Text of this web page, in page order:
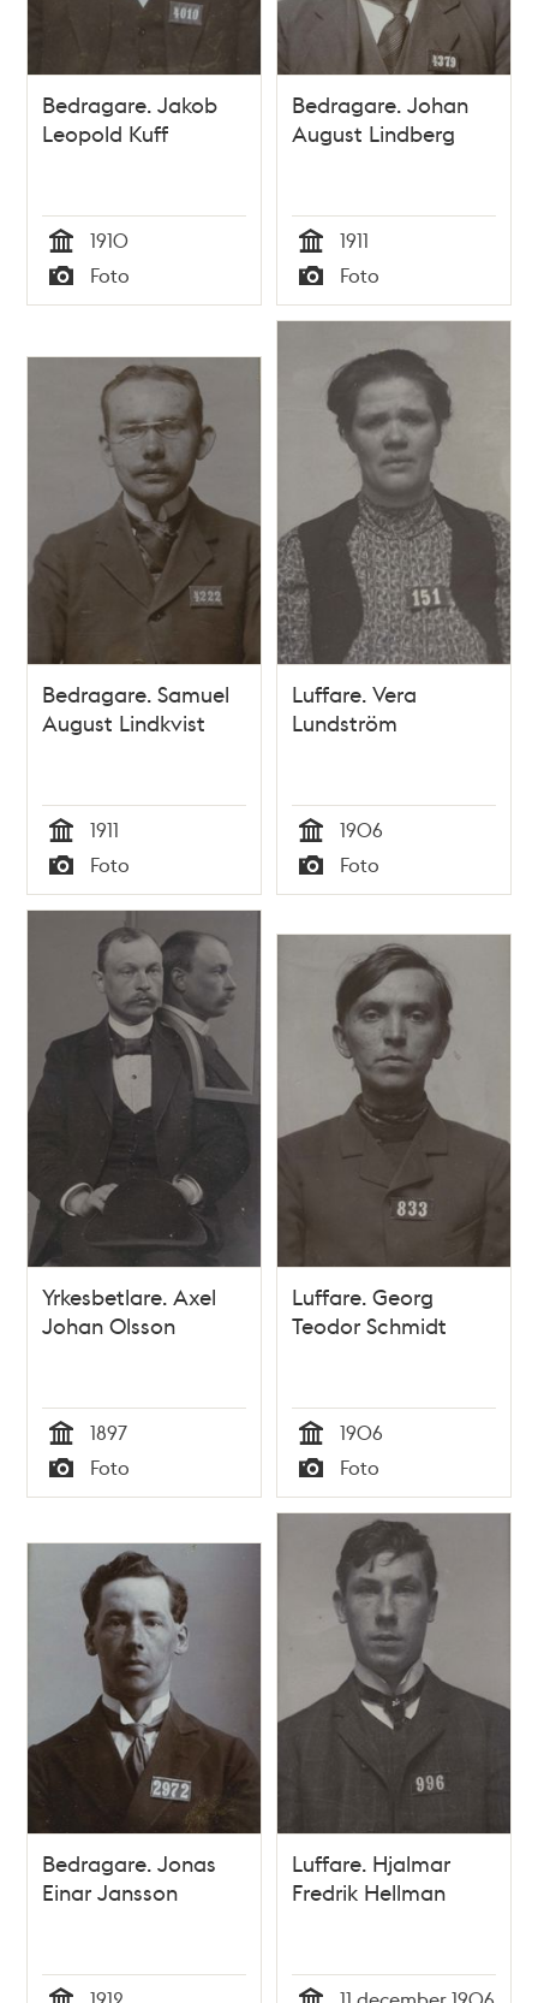
Bedragare. Jakob
Leopold Kuff
Tid
1910
Typ
Foto
Bedragare. Johan
August Lindberg
Tid
1911
Typ
Foto
Bedragare. Samuel
August Lindkvist
Tid
1911
Typ
Foto
Luffare. Vera
Lundström
Tid
1906
Typ
Foto
Yrkesbetlare. Axel
Johan Olsson
Tid
1897
Typ
Foto
Luffare. Georg
Teodor Schmidt
Tid
1906
Typ
Foto
Bedragare. Jonas
Einar Jansson
Luffare. Hjalmar
Fredrik Hellman